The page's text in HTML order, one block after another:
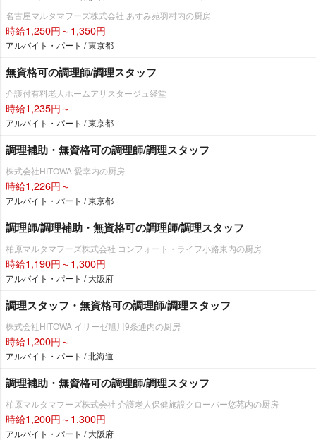
名古屋マルタマフーズ株式会社 あずみ苑羽村内の厨房
時給1,250円～1,350円
アルバイト・パート / 東京都
無資格可の調理師/調理スタッフ
介護付有料老人ホームアリスタージュ経堂
時給1,235円～
アルバイト・パート / 東京都
調理補助・無資格可の調理師/調理スタッフ
株式会社HITOWA 愛幸内の厨房
時給1,226円～
アルバイト・パート / 東京都
調理師/調理補助・無資格可の調理師/調理スタッフ
柏原マルタマフーズ株式会社 コンフォート・ライフ小路東内の厨房
時給1,190円～1,300円
アルバイト・パート / 大阪府
調理スタッフ・無資格可の調理師/調理スタッフ
株式会社HITOWA イリーゼ旭川9条通内の厨房
時給1,200円～
アルバイト・パート / 北海道
調理補助・無資格可の調理師/調理スタッフ
柏原マルタマフーズ株式会社 介護老人保健施設クローバー悠苑内の厨房
時給1,200円～1,300円
アルバイト・パート / 大阪府